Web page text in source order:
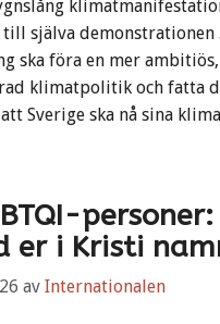
själva demonstrationen
ska föra en mer ambitiös,
klimatpolitik och fatta
Sverige ska nå sina
personer:
er i Kristi
av Internationalen